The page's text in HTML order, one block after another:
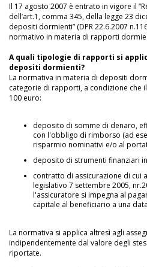
Il 17 agosto 2007 è entrato in vigore il
dell’art.1, comma 345, della legge 23
depositi dormienti” (DPR 22.6.2007
normativo in materia di rapporti
A quali tipologie di rapporti si
depositi dormienti?
La normativa in materia di depositi
categorie di rapporti, a condizione che
100 euro:
deposito di somme di denaro,
con l'obbligo di rimborso (ad
risparmio nominativi e/o al
deposito di strumenti finanziari
contratto di assicurazione di cui
legislativo 7 settembre 2005,
l'assicuratore si impegna al
capitale al beneficiario a una
La normativa si applica altresì agli
indipendentemente dal valore degli
riportate.